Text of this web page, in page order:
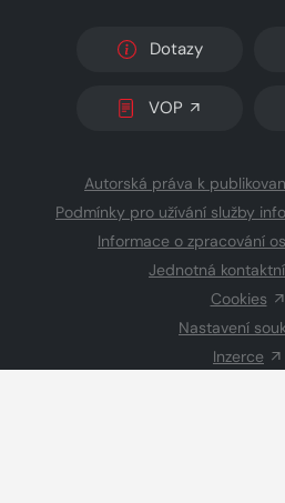
Dotazy
VOP
Autorská práva k
Podmínky pro užívání služby
Informace o zpracování
Jednotná
Cookies
Nastavení
Inzerce